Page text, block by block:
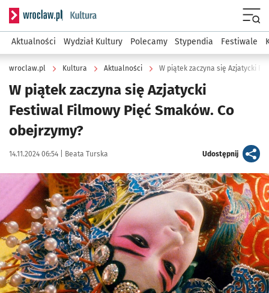
Serwis informacyjny wroclaw.pl podserwis: Kultura
Aktualności Wydział Kultury Polecamy Stypendia Festiwale
wroclaw.pl Kultura Aktualności W piątek zaczyna się Azjatycki
W piątek zaczyna się Azjatycki
Festiwal Filmowy Pięć Smaków. Co
obejrzymy?
Data publikacji:
14.11.2024 06:54 | Autor:
Beata Turska Udostępnijartykuł
Kliknij, aby zobaczyć galerię